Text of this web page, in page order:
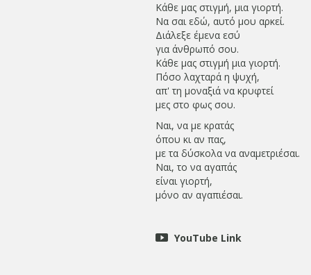
Κάθε μας στιγμή, μια γιορτή.
Να σαι εδώ, αυτό μου αρκεί.
Διάλεξε έμενα εσύ
για άνθρωπό σου.
Κάθε μας στιγμή μια γιορτή.
Πόσο λαχταρά η ψυχή,
απ' τη μοναξιά να κρυφτεί
μες στο φως σου.
Ναι, να με κρατάς
όπου κι αν πας,
με τα δύσκολα να αναμετριέσαι.
Ναι, το να αγαπάς
είναι γιορτή,
μόνο αν αγαπιέσαι.
YouTube Link